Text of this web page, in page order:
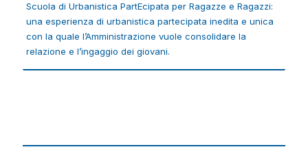
Scuola di Urbanistica PartEcipata per Ragazze e Ragazzi:
una esperienza di urbanistica partecipata inedita e unica
con la quale l’Amministrazione vuole consolidare la
relazione e l’ingaggio dei giovani.
SUPERR – LA SCUOLA
Scuola di Urbanistica PartEcipata per Ragazze e Ragazzi:
una esperienza di urbanistica partecipata inedita e unica